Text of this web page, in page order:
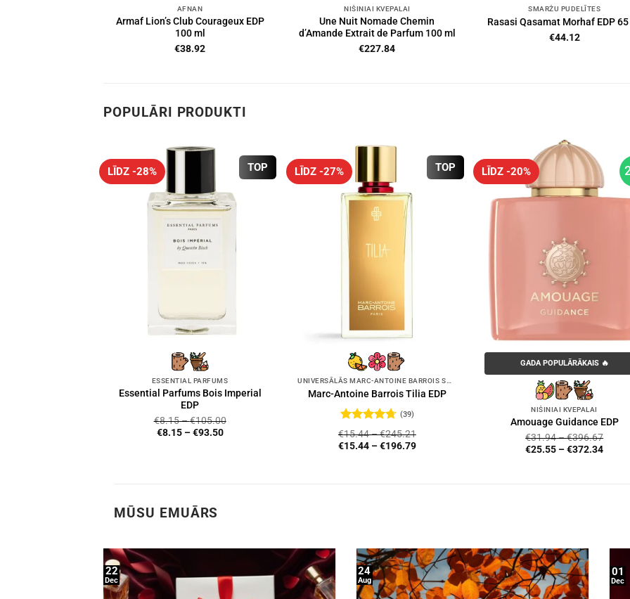
AFNAN
Armaf Lion’s Club Courageux EDP
100 ml
€38.92
NIŠINIAI KVEPALAI
Une Nuit Nomade Chemin
d’Amande Extrait de Parfum 100 ml
€227.84
SMARŽU PUDELĪTES
Rasasi Qasamat Morhaf EDP 65
€44.12
POPULĀRI PRODUKTI
TOP
LĪDZ -28%
ESSENTIAL PARFUMS
Essential Parfums Bois Imperial
EDP
€8.15–€105.00
€8.15–€93.50
TOP
LĪDZ -27%
UNIVERSĀLĀS MARC-ANTOINE BARROIS SMARŽAS
Marc-Antoine Barrois Tilia EDP
Novērtēts
ar4.72
no
5
(39)
€15.44–€245.21
€15.44–€196.79
LĪDZ -20%
GADA POPULĀRĀKAIS 🔥
NIŠINIAI KVEPALAI
Amouage Guidance EDP
€31.94–€396.67
€25.55 –€372.34
MŪSU EMUĀRS
22
Dec
24
Aug
01
Dec